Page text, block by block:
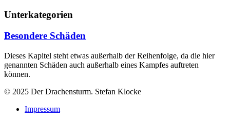
Unterkategorien
Besondere Schäden
Dieses Kapitel steht etwas außerhalb der Reihenfolge, da die hier
genannten Schäden auch außerhalb eines Kampfes auftreten
können.
© 2025 Der Drachensturm. Stefan Klocke
Impressum